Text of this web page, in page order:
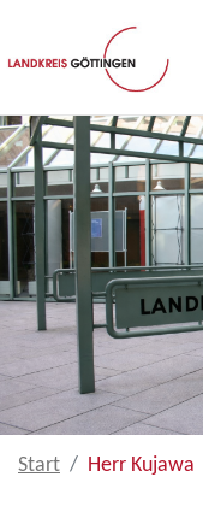
Zum Hauptinhalt springen
Start Herr Kujawa